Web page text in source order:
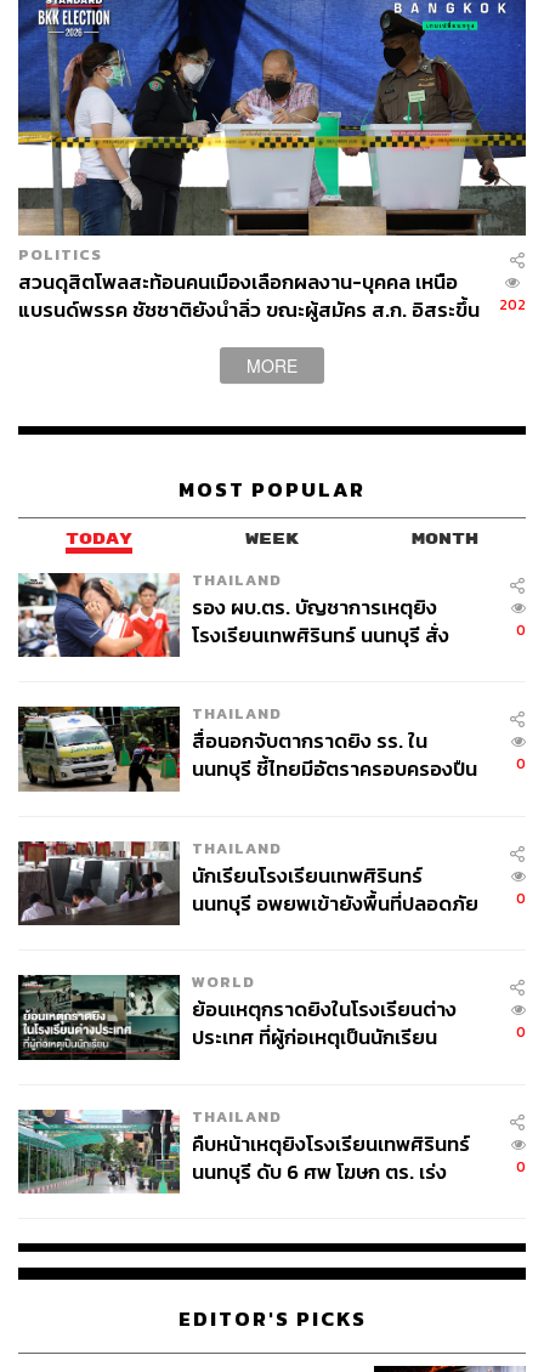
POLITICS
สวนดุสิตโพลสะท้อนคนเมืองเลือกผลงาน-บุคคล เหนือ
แบรนด์พรรค ชัชชาติยังนำลิ่ว ขณะผู้สมัคร ส.ก. อิสระขึ้น
202
MORE
MOST POPULAR
TODAY WEEK MONTH
THAILAND
รอง ผบ.ตร. บัญชาการเหตุยิง
โรงเรียนเทพศิรินทร์ นนทบุรี สั่ง
0
THAILAND
สื่อนอกจับตากราดยิง รร. ใน
นนทบุรี ชี้ไทยมีอัตราครอบครองปืน
0
THAILAND
นักเรียนโรงเรียนเทพศิรินทร์
นนทบุรี อพยพเข้ายังพื้นที่ปลอดภัย
0
WORLD
ย้อนเหตุกราดยิงในโรงเรียนต่าง
ประเทศ ที่ผู้ก่อเหตุเป็นนักเรียน
0
THAILAND
คืบหน้าเหตุยิงโรงเรียนเทพศิรินทร์
นนทบุรี ดับ 6 ศพ โฆษก ตร. เร่ง
0
EDITOR'S PICKS